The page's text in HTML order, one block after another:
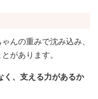
んの重みで沈み込み、
があります。
く、支える力があるか